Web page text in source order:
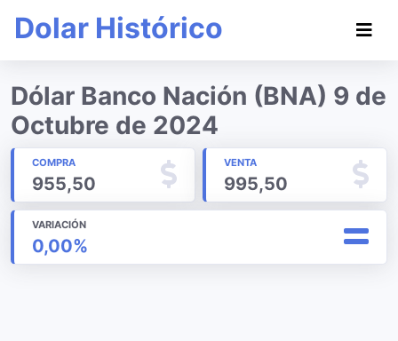
Dolar Histórico
Dólar Banco Nación (BNA) 9 de
Octubre de 2024
COMPRA
955,50
VENTA
995,50
VARIACIÓN
0,00%